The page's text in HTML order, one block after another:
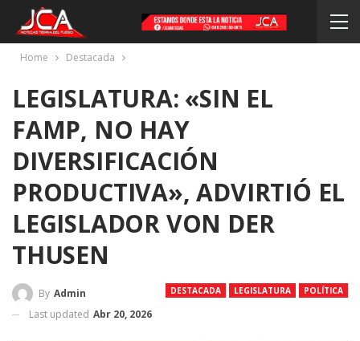
Home Destacada
LEGISLATURA: «SIN EL
FAMP, NO HAY
DIVERSIFICACIÓN
PRODUCTIVA», ADVIRTIÓ EL
LEGISLADOR VON DER
THUSEN
DESTACADA LEGISLATURA POLÍTICA
By Admin
Last updated Abr 20, 2026